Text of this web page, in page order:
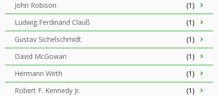
John Robison
(1)
Ludwig Ferdinand Clauß
(1)
Gustav Sichelschmidt
(1)
David McGowan
(1)
Hermann Wirth
(1)
Robert F. Kennedy Jr.
(1)